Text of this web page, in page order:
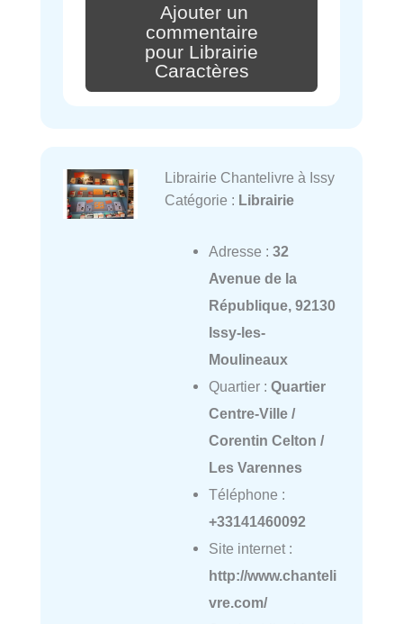
Ajouter un
commentaire
pour Librairie
Caractères
Librairie Chantelivre à Issy
Catégorie : Librairie
Adresse : 32
Avenue de la
République, 92130
Issy-les-
Moulineaux
Quartier : Quartier
Centre-Ville /
Corentin Celton /
Les Varennes
Téléphone :
+33141460092
Site internet :
http://www.chanteli
vre.com/